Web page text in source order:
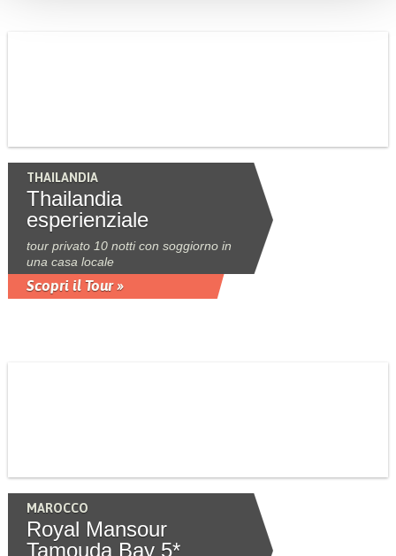
THAILANDIA
Thailandia
esperienziale
tour privato 10 notti con soggiorno in
una casa locale
Scopri il Tour »
MAROCCO
Royal Mansour
Tamouda Bay 5*